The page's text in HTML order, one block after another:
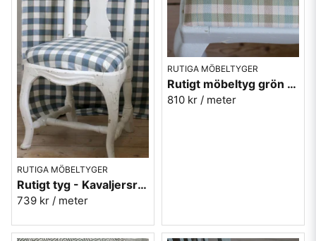
RUTIGA MÖBELTYGER
Rutigt tyg - Kavaljersruta 1020-02 blå-grön
739 kr / meter
RUTIGA MÖBELTYGER
Rutigt möbeltyg grön ekobomull - Lovisa Ruta nr.370
810 kr / meter